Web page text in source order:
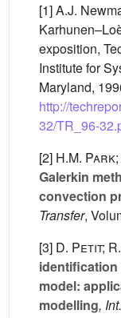
[1] A.J.
exposition,
Institute for
Maryland,
http://
32/TR_96-
[2] H.M.
Galerkin
convection
Transfer,
[3] D. Petit;
identification
model:
modelling,